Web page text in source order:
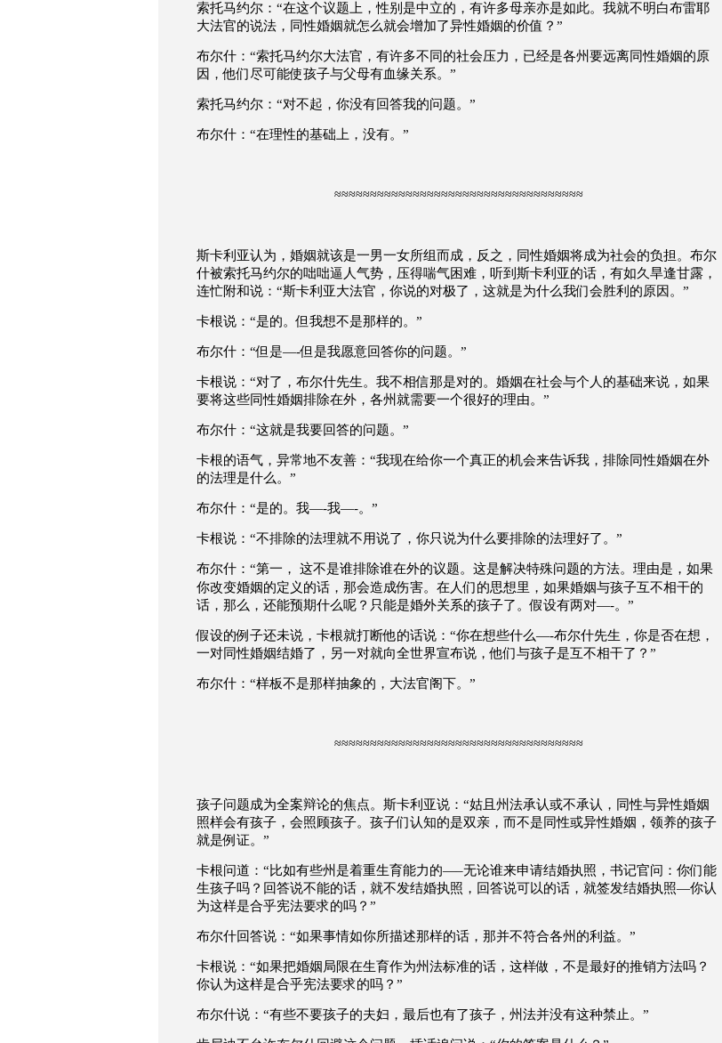
索托马约尔： “在这个议题上，性别是中立的，有许多母亲亦是如此。我就不明白布雷耶
大法官的说法，同性婚姻就怎么就会增加了异性婚姻的价值？ ”
布尔什： “索托马约尔大法官，有许多不同的社会压力，已经是各州要远离同性婚姻的原
因，他们尽可能使孩子与父母有血缘关系。 ”
索托马约尔： “对不起，你没有回答我的问题。 ”
布尔什： “在理性的基础上，没有。 ”
≈≈≈≈≈≈≈≈≈≈≈≈≈≈≈≈≈≈≈≈≈≈≈≈≈≈≈≈≈≈≈≈≈≈≈
斯卡利亚认为，婚姻就该是一男一女所组而成，反之，同性婚姻将成为社会的负担。 布尔
什被索托马约尔的咄咄逼人气势，压得喘气困难，听到斯卡利亚的话，有如久旱逢甘露，
连忙附和说： “斯卡利亚大法官，你说的对极了，这就是为什么我们会胜利的原因。 ”
卡根说： “是的。但我想不是那样的。 ”
布尔什： “但是—-但是我愿意回答你的问题。 ”
卡根说： “对了， 布尔什先生。我不相信那是对的。婚姻在社会与个人的基础来说，如果
要将这些同性婚姻排除在外，各州就需要一个很好的理由。 ”
布尔什： “这就是我要回答的问题。 ”
卡根的语气，异常地不友善： “我现在给你一个真正的机会来告诉我，排除同性婚姻在外
的法理是什么。 ”
布尔什： “是的。我—-我—-。 ”
卡根说： “不排除的法理就不用说了，你只说为什么要排除的法理好了。 ”
布尔什： “第一，
这不是谁排除谁在外的议题。这是解决特殊问题的方法。理由是，如果
你改变婚姻的定义的话，那会造成伤害。在人们的思想里，如果婚姻与孩子互不相干的
话，那么，还能预期什么呢？只能是婚外关系的孩子了。假设有两对—-。 ”
假设的例子还未说， 卡根就打断他的话说： “你在想些什么—-布尔什先生，你是否在想，
一对同性婚姻结婚了，另一对就向全世界宣布说，他们与孩子是互不相干了？ ”
布尔什： “样板不是那样抽象的，大法官阁下。 ”
≈≈≈≈≈≈≈≈≈≈≈≈≈≈≈≈≈≈≈≈≈≈≈≈≈≈≈≈≈≈≈≈≈≈≈
孩子问题成为全案辩论的焦点。 斯卡利亚说： “姑且州法承认或不承认，同性与异性婚姻
照样会有孩子，会照顾孩子。孩子们认知的是双亲，而不是同性或异性婚姻，领养的孩子
就是例证。 ”
卡根问道： “比如有些州是着重生育能力的—–无论谁来申请结婚执照，书记官问：你们能
生孩子吗？回答说不能的话，就不发结婚执照，回答说可以的话，就签发结婚执照—你认
为这样是合乎宪法要求的吗？ ”
布尔什回答说： “如果事情如你所描述那样的话，那并不符合各州的利益。 ”
卡根说： “如果把婚姻局限在生育作为州法标准的话，这样做，不是最好的推销方法吗？
你认为这样是合乎宪法要求的吗？ ”
布尔什说： “有些不要孩子的夫妇，最后也有了孩子，州法并没有这种禁止。 ”